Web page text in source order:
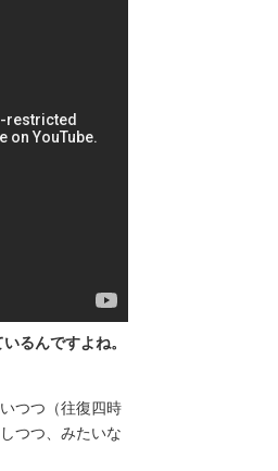
るんですよね。
つつ（往復四時
つつ、みたいな